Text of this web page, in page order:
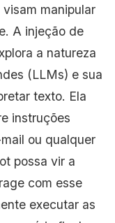
manipular
A injeção de
a natureza
(LLMs) e sua
texto. Ela
instruções
ou qualquer
possa vir a
com esse
executar as